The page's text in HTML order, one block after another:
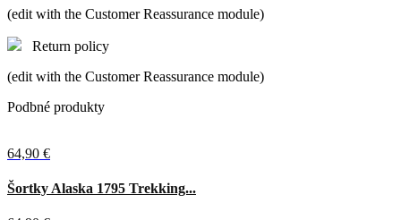
(edit with the Customer Reassurance module)
Return policy
(edit with the Customer Reassurance module)
Podbné produkty